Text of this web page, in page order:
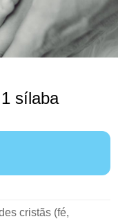
sílaba
cristãs (fé,